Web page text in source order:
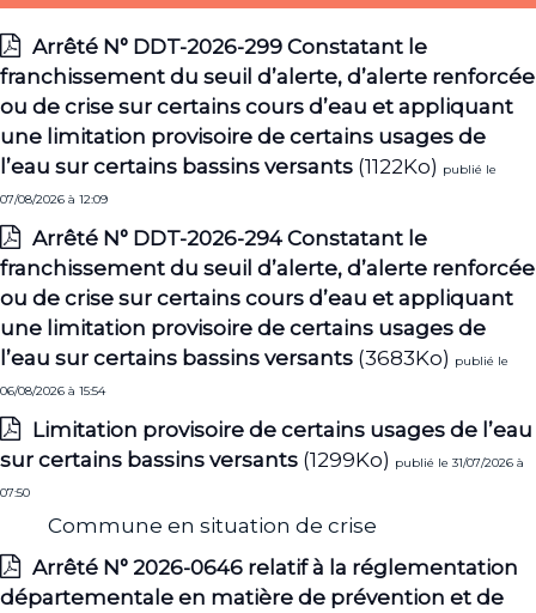
Arrêté N° DDT-2026-299 Constatant le
franchissement du seuil d’alerte, d’alerte renforcée
ou de crise sur certains cours d’eau et appliquant
une limitation provisoire de certains usages de
l’eau sur certains bassins versants (1122Ko) publié le
07/08/2026 à 12:09
Arrêté N° DDT-2026-294 Constatant le
franchissement du seuil d’alerte, d’alerte renforcée
ou de crise sur certains cours d’eau et appliquant
une limitation provisoire de certains usages de
l’eau sur certains bassins versants (3683Ko) publié le
06/08/2026 à 15:54
Limitation provisoire de certains usages de l’eau
sur certains bassins versants (1299Ko) publié le 31/07/2026 à
07:50
Commune en situation de crise
Arrêté N° 2026-0646 relatif à la réglementation
départementale en matière de prévention et de